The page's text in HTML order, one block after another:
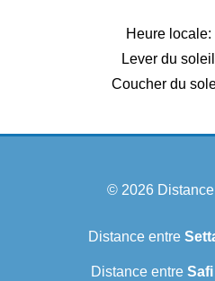
Heure locale:
Lever du
Coucher du
© 2026
Distance entre
Distance entre Safi